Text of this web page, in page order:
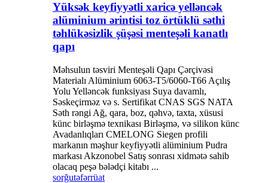
Yüksək keyfiyyətli xaricə yelləncək
alüminium ərintisi toz örtüklü səthi
təhlükəsizlik şüşəsi menteşəli kanatlı
qapı
Məhsulun təsviri Menteşəli Qapı Çərçivəsi
Materialı Alüminium 6063-T5/6060-T66 Açılış
Yolu Yelləncək funksiyası Suya davamlı,
Səskeçirməz və s. Sertifikat CNAS SGS NATA
Səth rəngi Ağ, qara, boz, qəhvə, taxta, xüsusi
künc birləşmə texnikası Birləşmə, və silikon künc
Avadanlıqları CMELONG Siegen profili
markanın məşhur keyfiyyətli alüminium Pudra
markası Akzonobel Satış sonrası xidmətə sahib
olacaq peşə bələdçi kitabı ...
sorğutəfərrüat